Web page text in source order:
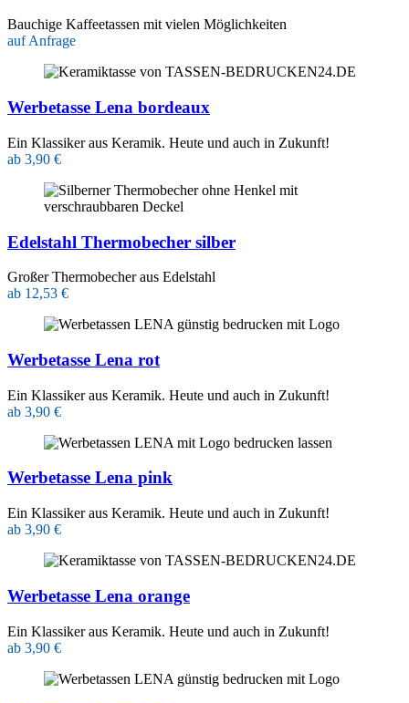
Bauchige Kaffeetassen mit vielen Möglichkeiten
auf Anfrage
Werbetasse Lena bordeaux
Ein Klassiker aus Keramik. Heute und auch in Zukunft!
ab 3,90 €
Edelstahl Thermobecher silber
Großer Thermobecher aus Edelstahl
ab 12,53 €
Werbetasse Lena rot
Ein Klassiker aus Keramik. Heute und auch in Zukunft!
ab 3,90 €
Werbetasse Lena pink
Ein Klassiker aus Keramik. Heute und auch in Zukunft!
ab 3,90 €
Werbetasse Lena orange
Ein Klassiker aus Keramik. Heute und auch in Zukunft!
ab 3,90 €